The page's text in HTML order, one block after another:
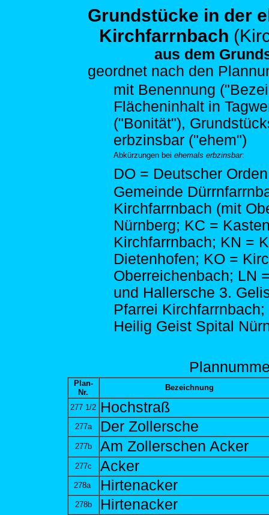
Grundstücke in der
Kirchfarrnbach
aus dem
geordnet nach den
mit Benennung
Flächeninhalt in
("Bonität"),
erbzinsbar ("ehem")
Abkürzungen bei ehemals erbzinsbar:
DO = Deutscher
Gemeinde
Kirchfarrnbach (mit
Nürnberg; KC =
Kirchfarrnbach; KN =
Dietenhofen; KO =
Oberreichenbach; LN
und Hallersche 3.
Pfarrei Kirchfarrnbach;
Heilig Geist Spital
Plann
Plan-
Nr.
Bezeichnung
277 1/2 Hochstraß
277a Der Zollersche
277b Am Zollerschen Acker
277c Acker
278a Hirtenacker
278b Hirtenacker